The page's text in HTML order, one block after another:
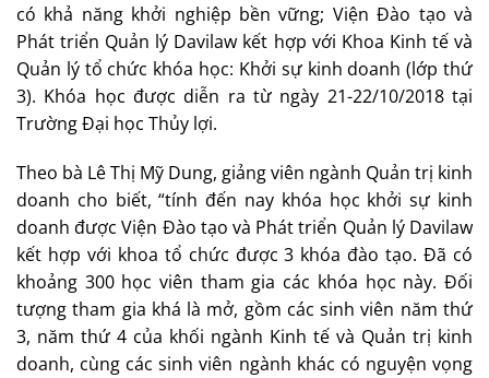
có khả năng khởi nghiệp bền vững; Viện Đào tạo và
Phát triển Quản lý Davilaw kết hợp với Khoa Kinh tế và
Quản lý tổ chức khóa học: Khởi sự kinh doanh (lớp thứ
3). Khóa học được diễn ra từ ngày 21-22/10/2018 tại
Trường Đại học Thủy lợi.
Theo bà Lê Thị Mỹ Dung, giảng viên ngành Quản trị kinh
doanh cho biết, “tính đến nay khóa học khởi sự kinh
doanh được Viện Đào tạo và Phát triển Quản lý Davilaw
kết hợp với khoa tổ chức được 3 khóa đào tạo. Đã có
khoảng 300 học viên tham gia các khóa học này. Đối
tượng tham gia khá là mở, gồm các sinh viên năm thứ
3, năm thứ 4 của khối ngành Kinh tế và Quản trị kinh
doanh, cùng các sinh viên ngành khác có nguyện vọng